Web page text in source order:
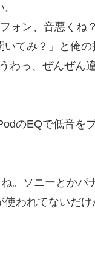
ォン、音悪くね
てみ？」と俺の
わっ、ぜんぜん
のEQで低音を
。ソニーとかパ
使われてないだけ